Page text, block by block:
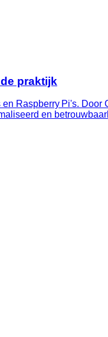
praktijk
Raspberry Pi's.
en